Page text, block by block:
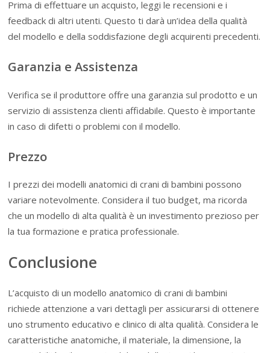
Prima di effettuare un acquisto, leggi le recensioni e i
feedback di altri utenti. Questo ti darà un’idea della qualità
del modello e della soddisfazione degli acquirenti precedenti.
Garanzia e Assistenza
Verifica se il produttore offre una garanzia sul prodotto e un
servizio di assistenza clienti affidabile. Questo è importante
in caso di difetti o problemi con il modello.
Prezzo
I prezzi dei modelli anatomici di crani di bambini possono
variare notevolmente. Considera il tuo budget, ma ricorda
che un modello di alta qualità è un investimento prezioso per
la tua formazione e pratica professionale.
Conclusione
L’acquisto di un modello anatomico di crani di bambini
richiede attenzione a vari dettagli per assicurarsi di ottenere
uno strumento educativo e clinico di alta qualità. Considera le
caratteristiche anatomiche, il materiale, la dimensione, la